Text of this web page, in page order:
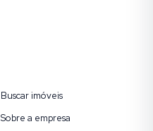
Buscar imóveis
Sobre a empresa